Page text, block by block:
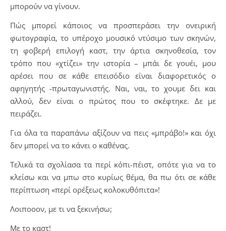
μπορούν να γίνουν.
Πώς μπορεί κάποιος να προσπεράσει την ονειρική
φωτογραφία, το υπέροχο μουσικό ντύσιμο των σκηνών,
τη φοβερή επιλογή καστ, την άρτια σκηνοθεσία, τον
τρόπο που «χτίζει» την ιστορία – μπάι δε γουέι, μου
αρέσει που σε κάθε επεισόδιο είναι διαφορετικός ο
αφηγητής -πρωταγωνιστής. Ναι, ναι, το χουμε δει και
αλλού, δεν είναι ο πρώτος που το σκέφτηκε. Δε με
πειράζει.
Για όλα τα παραπάνω αξίζουν να πεις «μπράβο!» και όχι
δεν μπορεί να το κάνει ο καθένας.
Τελικά τα σχολίασα τα περί κόπι-πέιστ, οπότε για να το
κλείσω και να μπω στο κυρίως θέμα, θα πω ότι σε κάθε
περίπτωση «περί ορέξεως κολοκυθόπιτα»!
Λοιποοον, με τι να ξεκινήσω;
Με το καστ!